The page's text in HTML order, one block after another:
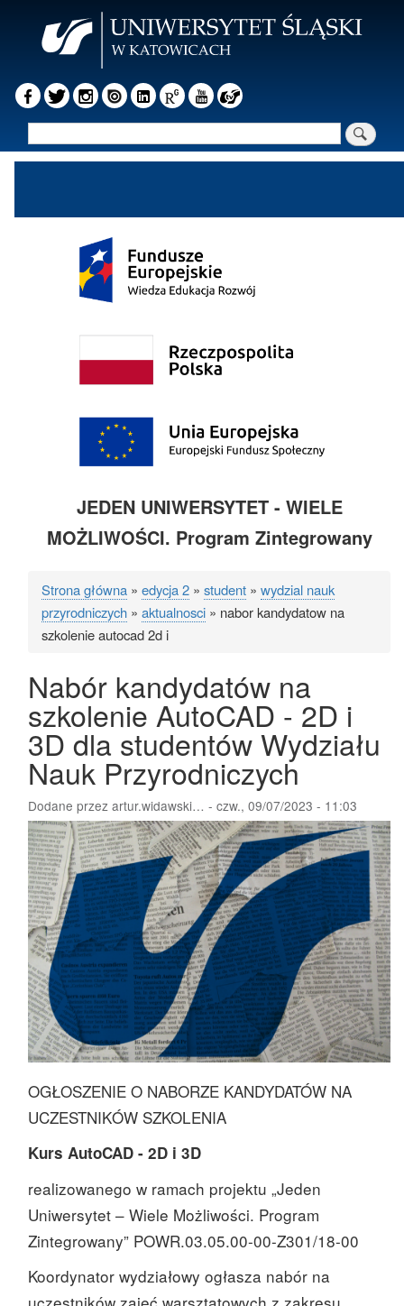
JEDEN UNIWERSYTET - WIELE
MOŻLIWOŚCI. Program Zintegrowany
Ścieżka
nawigacyjna
Strona główna edycja 2 student
wydzial nauk
przyrodniczych
aktualnosci
nabor kandydatow na
szkolenie autocad 2d i
Nabór kandydatów na
szkolenie AutoCAD - 2D i
3D dla studentów Wydziału
Nauk Przyrodniczych
Dodane przez artur.widawski… - czw., 09/07/2023 - 11:03
OGŁOSZENIE O NABORZE KANDYDATÓW NA
UCZESTNIKÓW SZKOLENIA
Kurs AutoCAD - 2D i 3D
realizowanego w ramach projektu „Jeden
Uniwersytet – Wiele Możliwości. Program
Zintegrowany” POWR.03.05.00-00-Z301/18-00
Koordynator wydziałowy ogłasza nabór na